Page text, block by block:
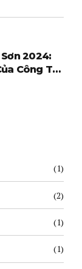
2024:
Công Ty
(1)
(2)
(1)
(1)